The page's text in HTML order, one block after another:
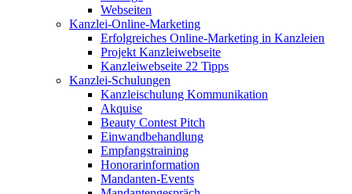
Webseiten
Kanzlei-Online-Marketing
Erfolgreiches Online-Marketing in Kanzleien
Projekt Kanzleiwebseite
Kanzleiwebseite 22 Tipps
Kanzlei-Schulungen
Kanzleischulung Kommunikation
Akquise
Beauty Contest Pitch
Einwandbehandlung
Empfangstraining
Honorarinformation
Mandanten-Events